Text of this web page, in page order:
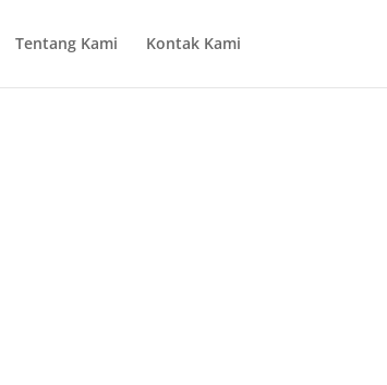
Tentang Kami Kontak Kami